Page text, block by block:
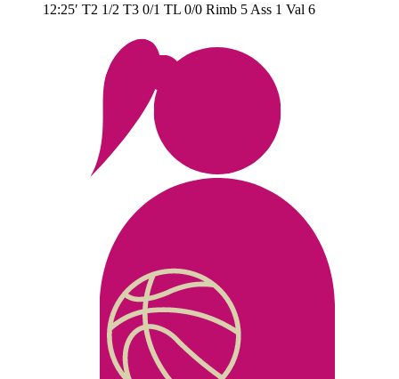
12:25′ T2 1/2 T3 0/1 TL 0/0 Rimb 5 Ass 1 Val 6